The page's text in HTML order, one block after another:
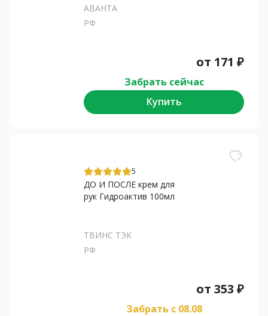
АВАНТА
РФ
от 171 ₽
Забрать сейчас
Купить
5
ДО И ПОСЛЕ крем для
рук Гидроактив 100мл
ТВИНС ТЭК
РФ
от 353 ₽
Забрать c 08.08